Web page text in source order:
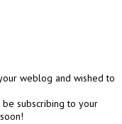
weblog and wished to
subscribing to your